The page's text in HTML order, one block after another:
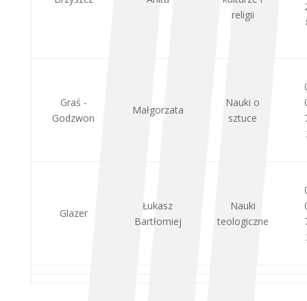
religii
Graś -
Godzwon
Małgorzata
Nauki o
sztuce
Glazer
Łukasz
Bartłomiej
Nauki
teologiczne